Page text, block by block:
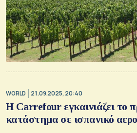
WORLD 21.09.2025, 20:40
Η Carrefour εγκαινιάζει το
κατάστημα σε ισπανικό